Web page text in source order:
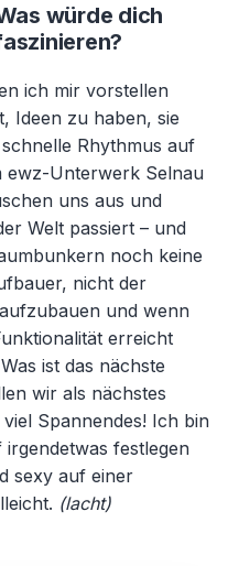
würde dich
ich mir vorstellen
Ideen zu haben, sie
Rhythmus auf
ewz-Unterwerk Selnau
uns aus und
Welt passiert – und
noch keine
nicht der
und wenn
erreicht
ist das nächste
wir als nächstes
Spannendes! Ich bin
festlegen
sexy auf einer
(lacht)